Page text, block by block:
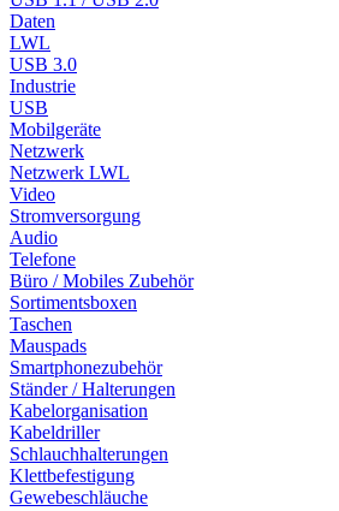
Daten
LWL
USB 3.0
Industrie
USB
Mobilgeräte
Netzwerk
Netzwerk LWL
Video
Stromversorgung
Audio
Telefone
Büro / Mobiles Zubehör
Sortimentsboxen
Taschen
Mauspads
Smartphonezubehör
Ständer / Halterungen
Kabelorganisation
Kabeldriller
Schlauchhalterungen
Klettbefestigung
Gewebeschläuche